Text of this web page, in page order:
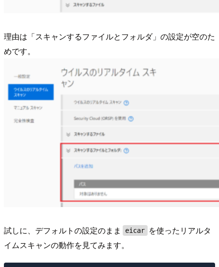
理由は「スキャンするファイルとフォルダ」の設定が空のた
めです。
試しに、デフォルトの設定のまま eicar
を使ったリアルタ
イムスキャンの動作を見てみます。